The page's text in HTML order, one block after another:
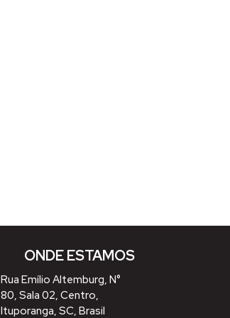
ONDE ESTAMOS
Rua Emílio Altemburg, N°
80, Sala 02, Centro,
Ituporanga, SC, Brasil